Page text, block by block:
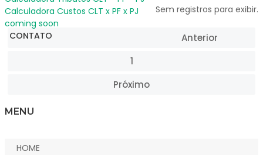
Calculadora Custos CLT x PF x PJ
coming soon
CONTATO
Sem registros para exibir.
Anterior
1
Próximo
MENU
HOME